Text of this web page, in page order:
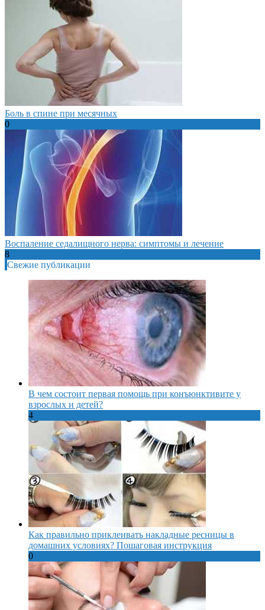
Боль в спине при месячных
0
Воспаление седалищного нерва: симптомы и лечение
8
Свежие публикации
В чем состоит первая помощь при конъюнктивите у
взрослых и детей?
4
Как правильно приклеивать накладные ресницы в
домашних условиях? Пошаговая инструкция
0